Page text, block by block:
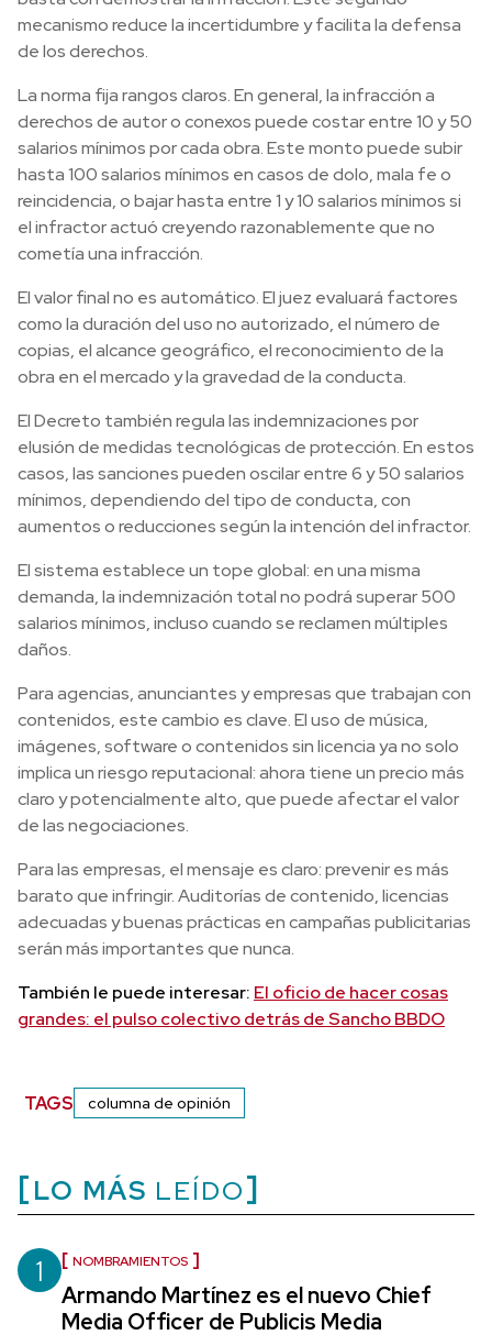
mecanismo reduce la incertidumbre y facilita la defensa
de los derechos.
La norma fija rangos claros. En general, la infracción a
derechos de autor o conexos puede costar entre 10 y 50
salarios mínimos por cada obra. Este monto puede subir
hasta 100 salarios mínimos en casos de dolo, mala fe o
reincidencia, o bajar hasta entre 1 y 10 salarios mínimos si
el infractor actuó creyendo razonablemente que no
cometía una infracción.
El valor final no es automático. El juez evaluará factores
como la duración del uso no autorizado, el número de
copias, el alcance geográfico, el reconocimiento de la
obra en el mercado y la gravedad de la conducta.
El Decreto también regula las indemnizaciones por
elusión de medidas tecnológicas de protección. En estos
casos, las sanciones pueden oscilar entre 6 y 50 salarios
mínimos, dependiendo del tipo de conducta, con
aumentos o reducciones según la intención del infractor.
El sistema establece un tope global: en una misma
demanda, la indemnización total no podrá superar 500
salarios mínimos, incluso cuando se reclamen múltiples
daños.
Para agencias, anunciantes y empresas que trabajan con
contenidos, este cambio es clave. El uso de música,
imágenes, software o contenidos sin licencia ya no solo
implica un riesgo reputacional: ahora tiene un precio más
claro y potencialmente alto, que puede afectar el valor
de las negociaciones.
Para las empresas, el mensaje es claro: prevenir es más
barato que infringir. Auditorías de contenido, licencias
adecuadas y buenas prácticas en campañas publicitarias
serán más importantes que nunca.
También le puede interesar: El oficio de hacer cosas
grandes: el pulso colectivo detrás de Sancho BBDO
TAGS columna de opinión
LO MÁS LEÍDO
1 NOMBRAMIENTOS
Armando Martínez es el nuevo Chief
Media Officer de Publicis Media